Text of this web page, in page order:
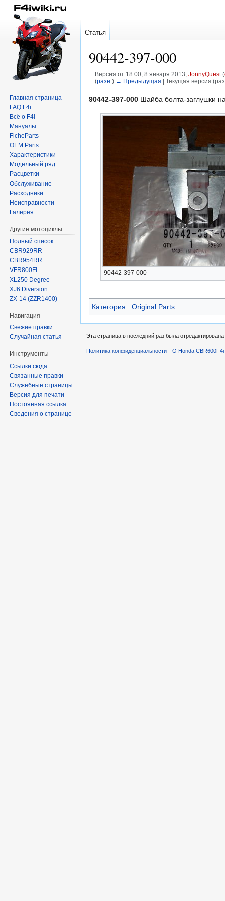
90442-397-000
Версия от 18:00, 8 января 2013; JonnyQuest (
(разн. ) ← Предыдущая | Текущая версия
Перейти
Перейти
90442-397-000 Шайба болта-заглушки
90442-397-000
Категория: Original Parts
Статья
Главная страница
FAQ F4i
Всё о F4i
Мануалы
FicheParts
OEM Parts
Характеристики
Модельный ряд
Расцветки
Обслуживание
Расходники
Неисправности
Галерея
Другие мотоциклы
Полный список
CBR929RR
CBR954RR
VFR800FI
XL250 Degree
XJ6 Diversion
ZX-14 (ZZR1400)
Навигация
Свежие правки
Случайная статья
Инструменты
Ссылки сюда
Связанные правки
Служебные страницы
Версия для печати
Постоянная ссылка
Сведения о странице
Эта страница в последний раз была
Политика конфиденциальности О Honda CBR600F4i